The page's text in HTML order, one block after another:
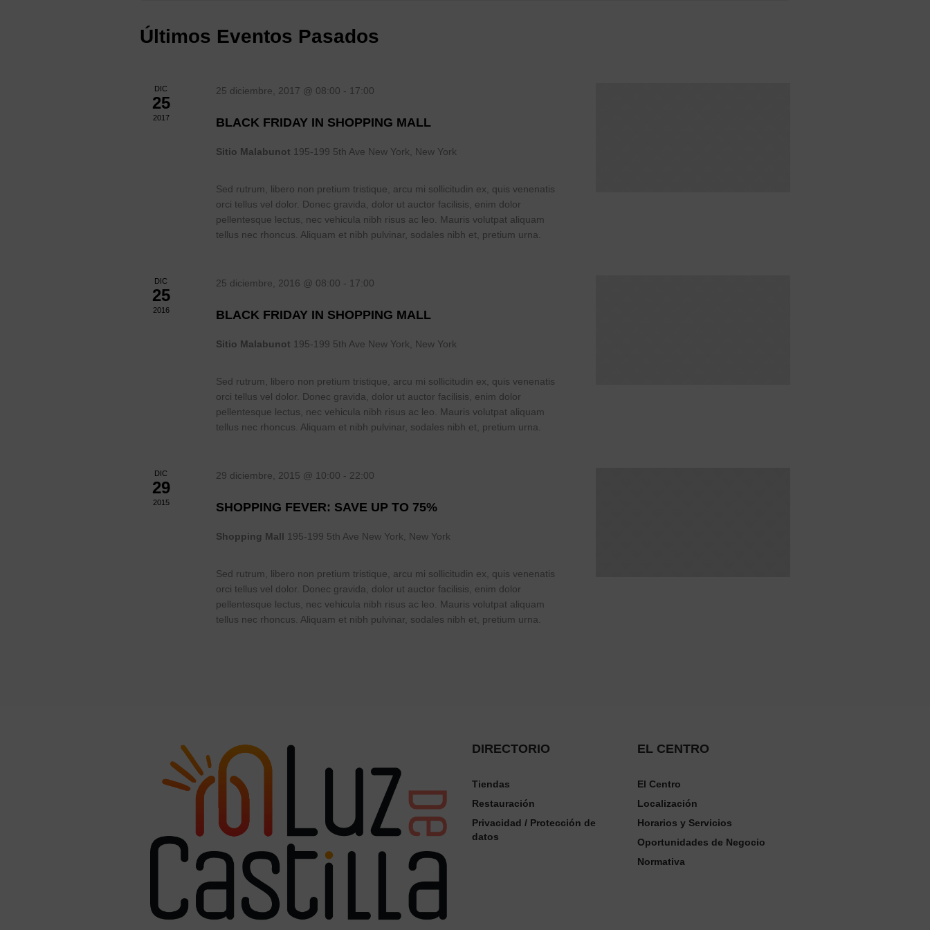
Últimos Eventos Pasados
DIC
25
2017
25 diciembre, 2017 @ 08:00 - 17:00
BLACK FRIDAY IN SHOPPING MALL
Sitio Malabunot 195-199 5th Ave New York, New York
Sed rutrum, libero non pretium tristique, arcu mi sollicitudin ex, quis venenatis
orci tellus vel dolor. Donec gravida, dolor ut auctor facilisis, enim dolor
pellentesque lectus, nec vehicula nibh risus ac leo. Mauris volutpat aliquam
tellus nec rhoncus. Aliquam et nibh pulvinar, sodales nibh et, pretium urna.
DIC
25
2016
25 diciembre, 2016 @ 08:00 - 17:00
BLACK FRIDAY IN SHOPPING MALL
Sitio Malabunot 195-199 5th Ave New York, New York
Sed rutrum, libero non pretium tristique, arcu mi sollicitudin ex, quis venenatis
orci tellus vel dolor. Donec gravida, dolor ut auctor facilisis, enim dolor
pellentesque lectus, nec vehicula nibh risus ac leo. Mauris volutpat aliquam
tellus nec rhoncus. Aliquam et nibh pulvinar, sodales nibh et, pretium urna.
DIC
29
2015
29 diciembre, 2015 @ 10:00 - 22:00
SHOPPING FEVER: SAVE UP TO 75%
Shopping Mall 195-199 5th Ave New York, New York
Sed rutrum, libero non pretium tristique, arcu mi sollicitudin ex, quis venenatis
orci tellus vel dolor. Donec gravida, dolor ut auctor facilisis, enim dolor
pellentesque lectus, nec vehicula nibh risus ac leo. Mauris volutpat aliquam
tellus nec rhoncus. Aliquam et nibh pulvinar, sodales nibh et, pretium urna.
DIRECTORIO
Tiendas
Restauración
Privacidad / Protección de
datos
EL CENTRO
El Centro
Localización
Horarios y Servicios
Oportunidades de Negocio
Normativa